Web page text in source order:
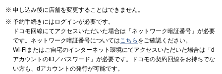
申し込み後に店舗を変更することはできません。
予約手続きにはログインが必要です。
ドコモ回線にてアクセスいただいた場合は「ネットワーク暗証番号」が必要
です。ネットワーク暗証番号についてはこちら をご確認ください。
Wi-Fiまたはご自宅のインターネット環境にてアクセスいただいた場合は「d
アカウントのID／パスワード」が必要です。ドコモの契約回線をお持ちでな
い方も、dアカウントの発行が可能です。